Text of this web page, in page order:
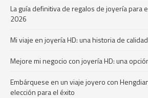
La guía definitiva de regalos de joyería para
2026
Mi viaje en joyería HD: una historia de
Mejore mi negocio con joyería HD: una
Embárquese en un viaje joyero con
elección para el éxito